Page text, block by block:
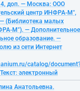
4, доп. — Москва: ООО
центр ИНФРА-М",
(Библиотека малых
М"). — Дополнительное
образование. —
из сети Интернет
catalog/
электронный
Анатольевна.